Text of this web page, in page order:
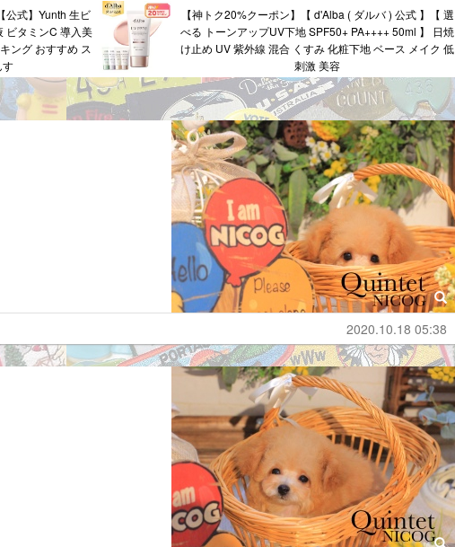
公式】Yunth 生ビ
ビタミンC 導入美
ング おすすめ ス
す
【神トク20%クーポン】【 d'Alba ( ダルバ ) 公式 】【 選
べる トーンアップUV下地 SPF50+ PA++++ 50ml 】 日焼
け止め UV 紫外線 混合 くすみ 化粧下地 ベース メイク 低
刺激 美容
2020.10.18 05:38